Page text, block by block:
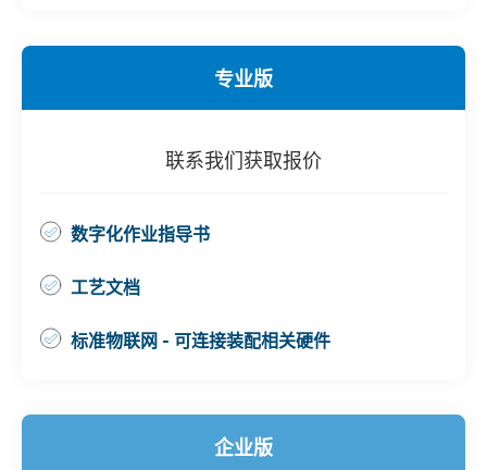
专业版
联系我们获取报价
数字化作业指导书
工艺文档
标准物联网 - 可连接装配相关硬件
企业版